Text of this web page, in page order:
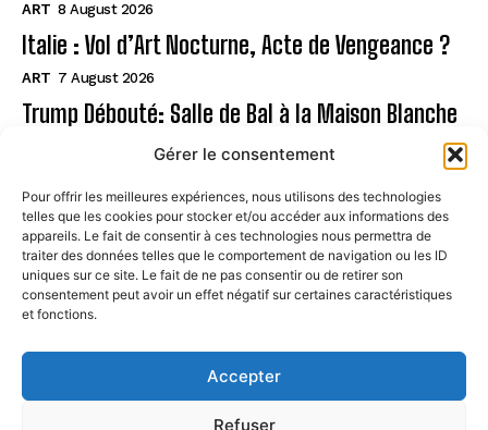
Gérer le consentement
Pour offrir les meilleures expériences, nous utilisons des technologies
telles que les cookies pour stocker et/ou accéder aux informations des
appareils. Le fait de consentir à ces technologies nous permettra de
traiter des données telles que le comportement de navigation ou les ID
uniques sur ce site. Le fait de ne pas consentir ou de retirer son
consentement peut avoir un effet négatif sur certaines caractéristiques
et fonctions.
Accepter
Refuser
ART 8 August 2026
Italie : Vol d’Art Nocturne, Acte de Vengeance ?
ART 7 August 2026
Trump Débouté: Salle de Bal à la Maison Blanche
Page
CONTACT
MENTIONS LÉGALES